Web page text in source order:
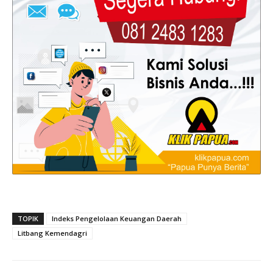
TOPIK
Indeks Pengelolaan Keuangan Daerah
Litbang Kemendagri